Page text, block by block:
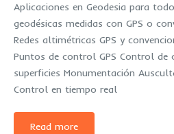
Aplicaciones en Geodesia para
geodésicas medidas con GPS o
Redes altimétricas GPS y
Puntos de control GPS Control de
superficies Monumentación
Control en tiempo real
Read more